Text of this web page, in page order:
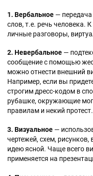
1. Вербальное —
слов, т.е. речь человека.
личные разговоры,
2. Невербальное —
сообщение с помощью
можно отнести внешний
Например, если вы
строгим дресс-кодом в
рубашке, окружающие
правилам и некий протест.
3. Визуальное —
чертежей, схем,
идею ясной. Чаще всего
применяется на